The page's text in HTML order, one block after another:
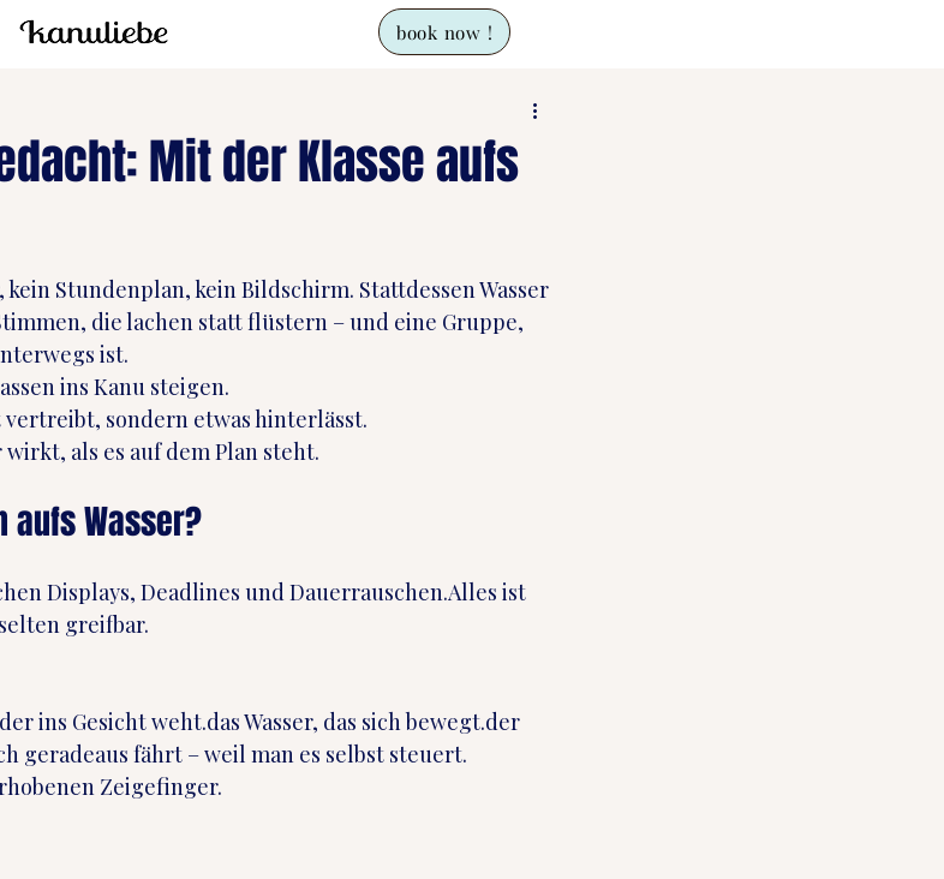
book now !
Mit der Klasse aufs
Stundenplan, kein Bildschirm. Stattdessen Wasser
die lachen statt flüstern – und eine Gruppe,
ist.
ins Kanu steigen.
sondern etwas hinterlässt.
als es auf dem Plan steht.
aufs Wasser?
Displays, Deadlines und Dauerrauschen.Alles ist
greifbar.
ins Gesicht weht.das Wasser, das sich bewegt.der
geradeaus fährt – weil man es selbst steuert.
Zeigefinger.